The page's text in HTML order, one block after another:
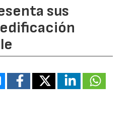
sus